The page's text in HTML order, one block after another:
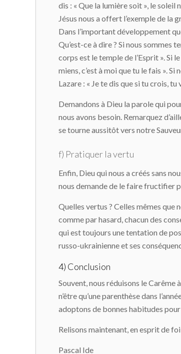
dis : « Que la lumière soit », le
Jésus nous a offert l’exemple de
Dans l’important développement
Qu’est-ce à dire ? Si nous sommes
corps est le temple de l’Esprit ». Si
miens, c’est à moi que tu le fais ».
Lazare : « Je te dis que si tu crois,
Demandons à Dieu la parole qui
nous avons besoin. Remarquez
se tourne aussitôt vers notre
f) Pratiquer la vertu
Enfin, Dieu qui nous a créés sans
nous demande de le faire fructifier
Quelles vertus ? Celles mêmes que
comme par hasard, chacun des
qui est toujours une tentation de
russo-ukrainienne et ses
4) Conclusion
Souvent, nous réduisons le
n’être qu’une parenthèse dans
adoptons de bonnes habitudes
Relisons maintenant, en esprit de
Pascal Ide